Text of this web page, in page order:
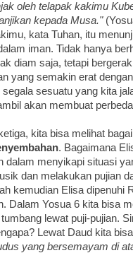
oleh telapak kakimu
kepada Musa."
kata Tuhan, itu
iman. Tidak hanya
diam saja, tetapi
yang semakin erat
sesuatu yang kita
akan membuat
kita bisa melihat
. Bagaimana
dalam menyikapi situasi
dan melakukan pujian
kemudian Elisa dipenuhi
Dalam Yosua 6 kita bisa
lewat puji-pujian.
Lewat Daud kita
yang bersemayam di